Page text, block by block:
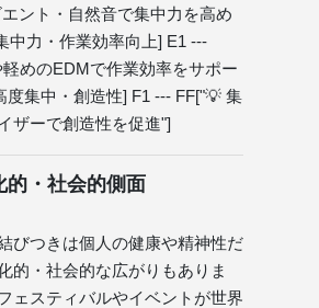
ント・自然音で集中力を高め
中力・作業効率向上] E1 ---
軽めのEDMで作業効率をサポー
度集中・創造性] F1 --- FF["💡 集
ザーで創造性を促進"]
的・社会的側面
びつきは個人の健康や精神性だ
的・社会的な広がりもありま
ェスティバルやイベントが世界